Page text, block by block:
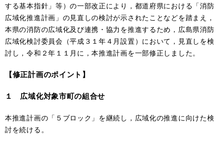
する基本指針」等）の一部改正により，都道府県における「消防
広域化推進計画」の見直しの検討が示されたことなどを踏まえ，
本県の消防の広域化及び連携・協力を推進するため，広島県消防
広域化検討委員会（平成３１年４月設置）において，見直しを検
討し，令和２年１１月に，本推進計画を一部修正しました。
【修正計画のポイント】
１ 広域化対象市町の組合せ
本推進計画の「５ブロック」を継続し，広域化の推進に向けた検
討を続ける。